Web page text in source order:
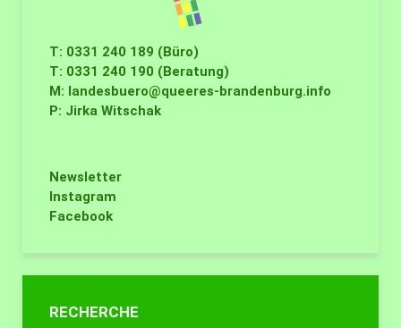
T: 0331 240 189 (Büro)
T: 0331 240 190 (Beratung)
M: landesbuero@queeres-brandenburg.info
P: Jirka Witschak
Newsletter
Instagram
Facebook
RECHERCHE